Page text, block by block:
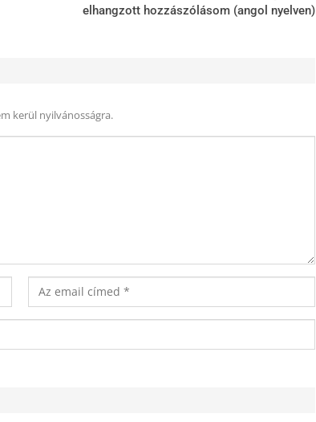
elhangzott hozzászólásom (angol nyelven)
kerül nyilvánosságra.